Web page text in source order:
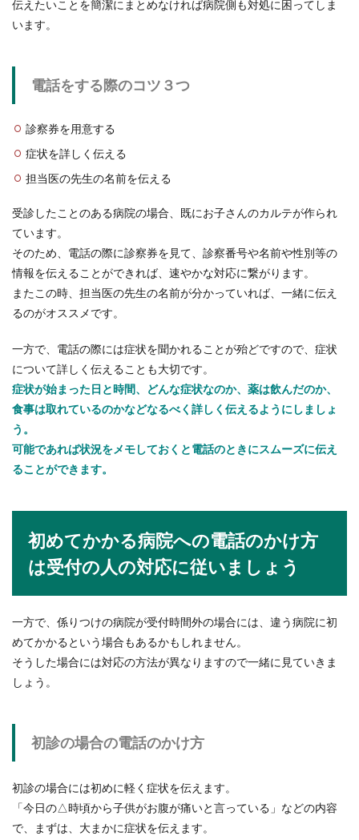
兄弟の結婚式に夫婦と子供で出席することになっ
スキーとスノボーはどっちが簡単？は
じめる前に知りたいこと
はできるのでしょうか？どちらもやったことがな
い初心者だと...
おすすめな使い方
ホテルに宿泊した時に、キレイに整えられたベッ
ドはとても気持ちが良いですね。ですが寝ようと
用に繋がるポイントの考え方
品出しのバイトの志望動機では、自分がどうして
品出しのバイトに応募したのかという理由やきっ
かけを答えな...
生理で会社の椅子にうっかり血を付け
てしまったら
合気道と空手の違い！子供に習わせた
伝えたいことを簡潔にまとめなければ病院側も対処に困ってしま
います。
電話をする際のコツ３つ
診察券を用意する
症状を詳しく伝える
担当医の先生の名前を伝える
受診したことのある病院の場合、既にお子さんのカルテが作られ
ています。
そのため、電話の際に診察券を見て、診察番号や名前や性別等の
情報を伝えることができれば、速やかな対応に繋がります。
またこの時、担当医の先生の名前が分かっていれば、一緒に伝え
るのがオススメです。
一方で、電話の際には症状を聞かれることが殆どですので、症状
について詳しく伝えることも大切です。
症状が始まった日と時間、どんな症状なのか、薬は飲んだのか、
食事は取れているのかなどなるべく詳しく伝えるようにしましょ
う。
可能であれば状況をメモしておくと電話のときにスムーズに伝え
ることができます。
初めてかかる病院への電話のかけ方
は受付の人の対応に従いましょう
一方で、係りつけの病院が受付時間外の場合には、違う病院に初
めてかかるという場合もあるかもしれません。
そうした場合には対応の方法が異なりますので一緒に見ていきま
しょう。
初診の場合の電話のかけ方
初診の場合には初めに軽く症状を伝えます。
「今日の△時頃から子供がお腹が痛いと言っている」などの内容
で、まずは、大まかに症状を伝えます。